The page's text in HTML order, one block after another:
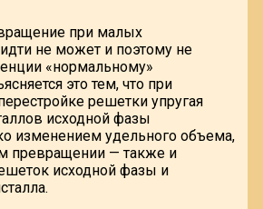
при малых
не может и поэтому не
«нормальному»
это тем, что при
решетки упругая
исходной фазы
изменением удельного объема,
превращении — также и
исходной фазы и